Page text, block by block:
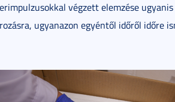
végzett elemzése
ugyanazon egyéntől időről időre